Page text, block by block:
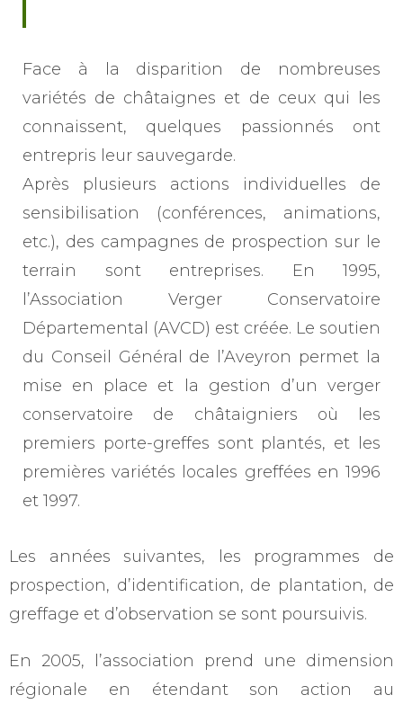
Face à la disparition de nombreuses
variétés de châtaignes et de ceux qui les
connaissent, quelques passionnés ont
entrepris leur sauvegarde.
Après plusieurs actions individuelles de
sensibilisation (conférences, animations,
etc.), des campagnes de prospection sur le
terrain sont entreprises. En 1995,
l’Association Verger Conservatoire
Départemental (AVCD) est créée. Le soutien
du Conseil Général de l’Aveyron permet la
mise en place et la gestion d’un verger
conservatoire de châtaigniers où les
premiers porte-greffes sont plantés, et les
premières variétés locales greffées en 1996
et 1997.
Les années suivantes, les programmes de
prospection, d’identification, de plantation, de
greffage et d’observation se sont poursuivis.
En 2005, l’association prend une dimension
régionale en étendant son action au